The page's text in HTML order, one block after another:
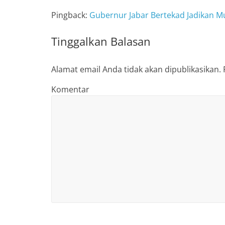
Pingback: Gubernur Jabar Bertekad Jadikan
Tinggalkan Balasan
Alamat email Anda tidak akan dipublikasikan.
Komentar